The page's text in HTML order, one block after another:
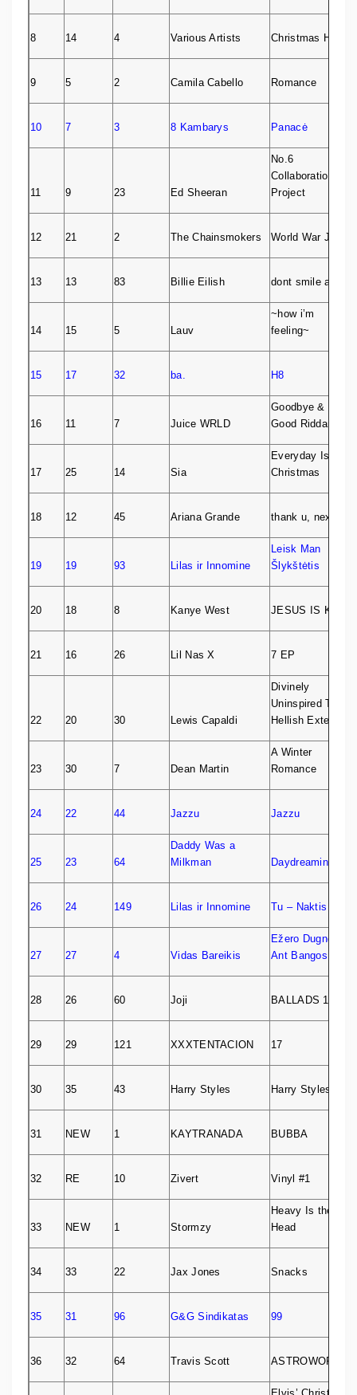
8 14 4 Various Artists Christmas Hits
9 5 2 Camila Cabello Romance
10 7 3 8 Kambarys Panacė
11 9 23 Ed Sheeran
No.6
Collaborations
Project
12 21 2 The Chainsmokers World War Joy
13 13 83 Billie Eilish dont smile at me
14 15 5 Lauv
~how i’m
feeling~
15 17 32 ba. H8
16 11 7 Juice WRLD
Goodbye &
Good Riddance
17 25 14 Sia
Everyday Is
Christmas
18 12 45 Ariana Grande thank u, next
19 19 93 Lilas ir Innomine
Leisk Man
Šlykštėtis
20 18 8 Kanye West JESUS IS KING
21 16 26 Lil Nas X 7 EP
22 20 30 Lewis Capaldi
Divinely
Uninspired To A
Hellish Extent
23 30 7 Dean Martin
A Winter
Romance
24 22 44 Jazzu Jazzu
25 23 64
Daddy Was a
Milkman
Daydreaming
26 24 149 Lilas ir Innomine Tu – Naktis
27 27 4 Vidas Bareikis
Ežero Dugne /
Ant Bangos
28 26 60 Joji BALLADS 1
29 29 121 XXXTENTACION 17
30 35 43 Harry Styles Harry Styles
31 NEW 1 KAYTRANADA BUBBA
32 RE 10 Zivert Vinyl #1
33 NEW 1 Stormzy
Heavy Is the
Head
34 33 22 Jax Jones Snacks
35 31 96 G&G Sindikatas 99
36 32 64 Travis Scott ASTROWORLD